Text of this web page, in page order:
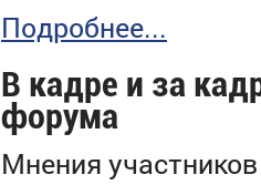
Подробнее...
В кадре и за
форума
Мнения